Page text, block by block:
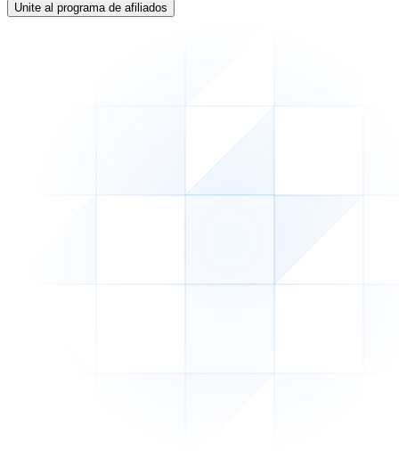
Unite al programa de afiliados